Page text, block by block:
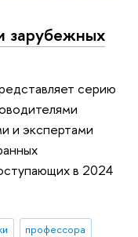
зарубежных
серию
и экспертами
в 2024
профессора